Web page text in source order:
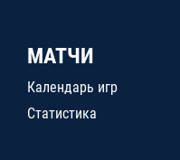
МАТЧИ
Календарь игр
Статистика